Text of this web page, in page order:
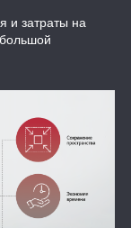
и затраты на